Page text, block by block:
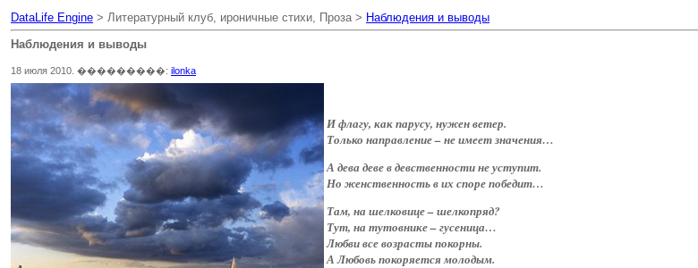
DataLife Engine > Литературный клуб, ироничные стихи, Проза > Наблюдения и выводы
Наблюдения и выводы
18 июля 2010. ���������: ilonka
И флагу, как парусу, нужен ветер.
Только направление – не имеет значения…
А дева деве в девственности не уступит.
Но женственность в их споре победит…
Там, на шелковице – шелкопряд?
Тут, на тутовнике – гусеница…
Любви все возрасты покорны.
А Любовь покоряется молодым.